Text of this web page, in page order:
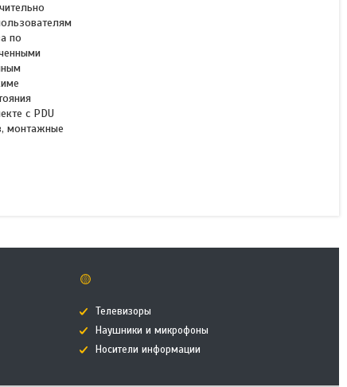
по
с PDU
монтажные
🟡
Телевизоры
Наушники и микрофоны
Носители информации